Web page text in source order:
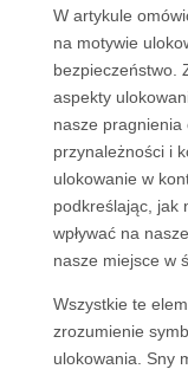
W artykule
na motywie
bezpieczeństwo.
aspekty
nasze pragnienia
przynależności i
ulokowanie w
podkreślając, jak
wpływać na
nasze miejsce w
Wszystkie te
zrozumienie
ulokowania. Sny